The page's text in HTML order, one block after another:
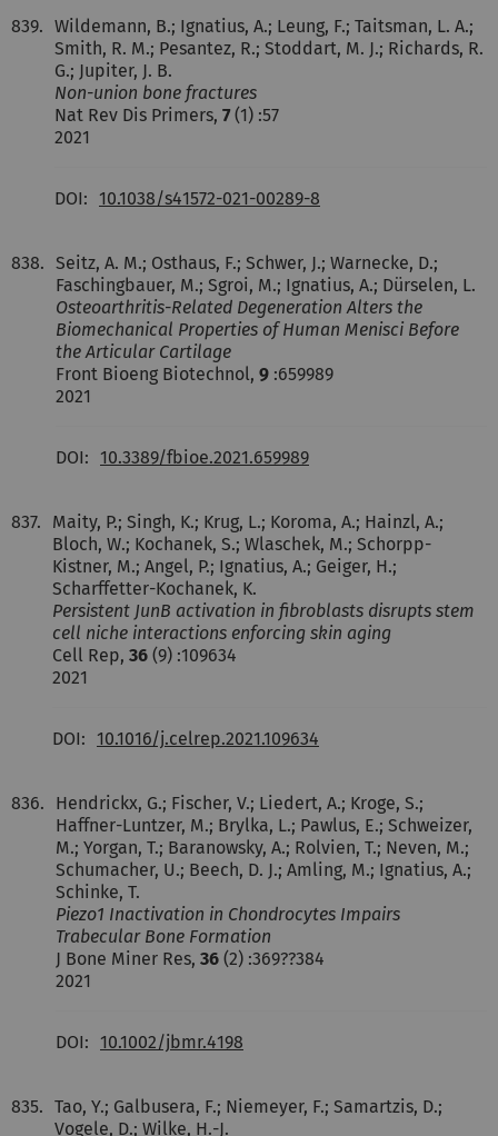
839. Wildemann, B.; Ignatius, A.; Leung, F.; Taitsman, L. A.;
Smith, R. M.; Pesantez, R.; Stoddart, M. J.; Richards, R.
G.; Jupiter, J. B.
Non-union bone fractures
Nat Rev Dis Primers, 7 (1) :57
2021
DOI: 10.1038/s41572-021-00289-8
838. Seitz, A. M.; Osthaus, F.; Schwer, J.; Warnecke, D.;
Faschingbauer, M.; Sgroi, M.; Ignatius, A.; Dürselen, L.
Osteoarthritis-Related Degeneration Alters the
Biomechanical Properties of Human Menisci Before
the Articular Cartilage
Front Bioeng Biotechnol, 9 :659989
2021
DOI: 10.3389/fbioe.2021.659989
837.
Maity, P.; Singh, K.; Krug, L.; Koroma, A.; Hainzl, A.;
Bloch, W.; Kochanek, S.; Wlaschek, M.; Schorpp-
Kistner, M.; Angel, P.; Ignatius, A.; Geiger, H.;
Scharffetter-Kochanek, K.
Persistent JunB activation in fibroblasts disrupts stem
cell niche interactions enforcing skin aging
Cell Rep, 36 (9) :109634
2021
DOI: 10.1016/j.celrep.2021.109634
836.
Hendrickx, G.; Fischer, V.; Liedert, A.; Kroge, S.;
Haffner-Luntzer, M.; Brylka, L.; Pawlus, E.; Schweizer,
M.; Yorgan, T.; Baranowsky, A.; Rolvien, T.; Neven, M.;
Schumacher, U.; Beech, D. J.; Amling, M.; Ignatius, A.;
Schinke, T.
Piezo1 Inactivation in Chondrocytes Impairs
Trabecular Bone Formation
J Bone Miner Res, 36 (2) :369??384
2021
DOI: 10.1002/jbmr.4198
835. Tao, Y.; Galbusera, F.; Niemeyer, F.; Samartzis, D.;
Vogele, D.; Wilke, H.-J.